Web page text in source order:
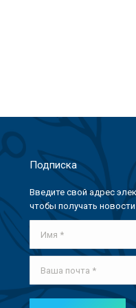
Подписка
Введите свой адрес
чтобы получать новости